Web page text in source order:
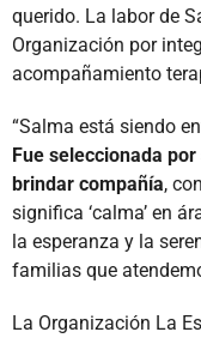
querido. La labor de
Organización por
acompañamiento
“Salma está siendo
Fue seleccionada
brindar compañía,
significa ‘calma’ en
la esperanza y la
familias que
La Organización La